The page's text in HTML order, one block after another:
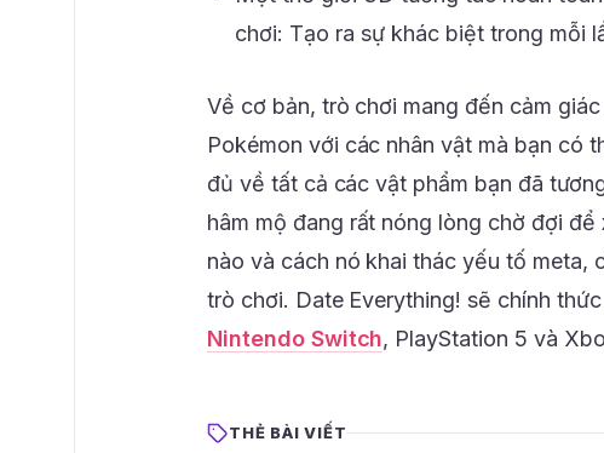
chơi: Tạo ra sự khác biệt trong mỗi
Về cơ bản, trò chơi mang đến cảm
Pokémon với các nhân vật mà bạn có
đủ về tất cả các vật phẩm bạn đã
hâm mộ đang rất nóng lòng chờ đợi
nào và cách nó khai thác yếu tố meta,
trò chơi. Date Everything! sẽ chính
Nintendo Switch, PlayStation 5 và
THẺ BÀI VIẾT